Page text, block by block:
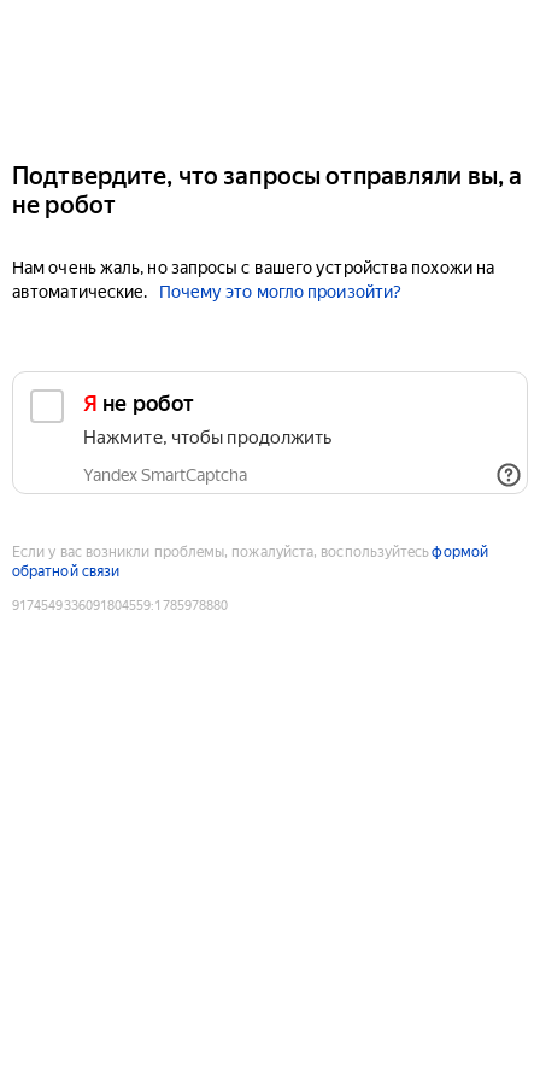
Подтвердите, что запросы отправляли вы, а
не робот
Нам очень жаль, но запросы с вашего устройства похожи на
автоматические.
Почему это могло произойти?
Я не робот
Нажмите, чтобы продолжить
Yandex SmartCaptcha
Если у вас возникли проблемы, пожалуйста, воспользуйтесьформой
обратной связи
9174549336091804559:1785978880